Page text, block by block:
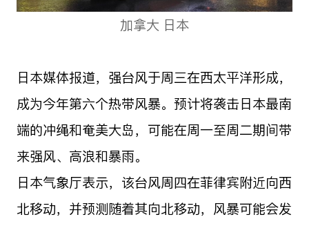
加拿大 日本
日本媒体报道，强台风于周三在西太平洋形成，
成为今年第六个热带风暴。预计将袭击日本最南
端的冲绳和奄美大岛，可能在周一至周二期间带
来强风、高浪和暴雨。
日本气象厅表示，该台风周四在菲律宾附近向西
北移动，并预测随着其向北移动，风暴可能会发